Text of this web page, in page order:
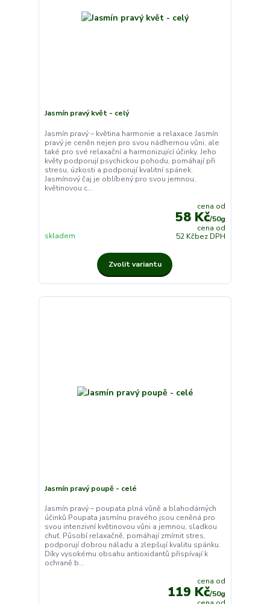
Jasmín pravý květ - celý
Jasmín pravý – květina harmonie a relaxace Jasmín
pravý je ceněn nejen pro svou nádhernou vůni, ale
také pro své relaxační a harmonizující účinky. Jeho
květy podporují psychickou pohodu, pomáhají při
stresu, úzkosti a podporují kvalitní spánek.
Jasmínový čaj je oblíbený pro svou jemnou,
květinovou c...
cena od
58 Kč/50g
cena od
52 Kčbez DPH
skladem
Zvolit variantu
Jasmín pravý poupě - celé
Jasmín pravý – poupata plná vůně a blahodárných
účinků Poupata jasmínu pravého jsou ceněná pro
svou intenzivní květinovou vůni a jemnou, sladkou
chuť. Působí relaxačně, pomáhají zmírnit stres,
podporují dobrou náladu a zlepšují kvalitu spánku.
Díky vysokému obsahu antioxidantů přispívají k
ochraně b...
cena od
119 Kč/50g